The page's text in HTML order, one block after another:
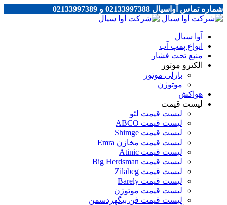
شماره تماس آواسیال 02133997388 و 02133997389
آوا سیال
انواع پمپ آب
منبع تحت فشار
الکترو موتور
بارلی موتور
موتوژن
هواکش
لیست قیمت
لیست قیمت لئو
لیست قیمت ABCO
لیست قیمت Shimge
لیست قیمت مخازن Emra
لیست قیمت Atinic
لیست قیمت Big Herdsman
لیست قیمت Zilabeg
لیست قیمت Barely
لیست قیمت موتوژن
لیست قیمت فن بیگهردسمن